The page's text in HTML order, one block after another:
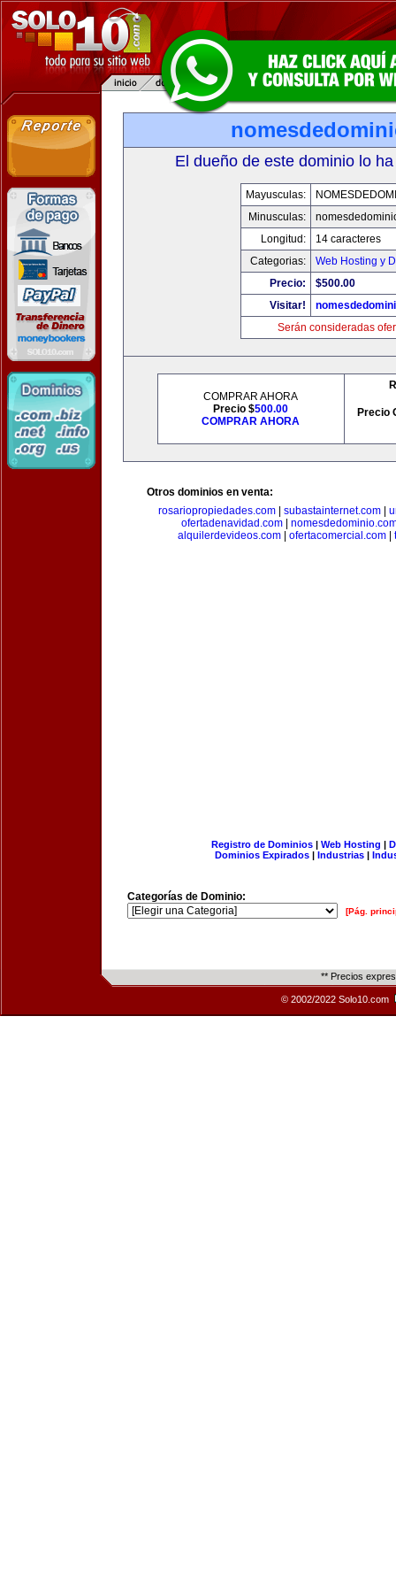
El dueño de este dominio lo
Mayusculas:
Minusculas:
Longitud:
14 caracteres
Categorias:
Web Hosting y
Precio:
$500.00
Visitar!
Serán consideradas
COMPRAR AHORA
Precio $500.00
COMPRAR AHORA
Precio
Otros dominios en venta:
rosariopropiedades.com| subastainternet.com|
ofertadenavidad.com|
alquilerdevideos.com
ofertacomercial.com
Registro de Dominios| Web Hosting |
Dominios Expirados | Industrias |
Categorías de Dominio:
[Pág.
** Precios
© 2002/2022 Solo10.com